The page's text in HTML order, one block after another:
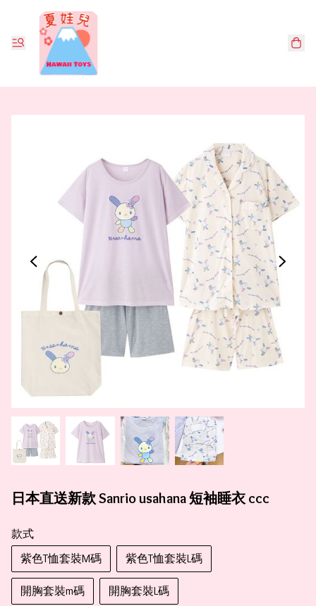
日本直送新款 Sanrio usahana 短袖睡衣 ccc
款式
紫色T恤套裝M碼
紫色T恤套裝L碼
開胸套裝m碼 開胸套裝L碼